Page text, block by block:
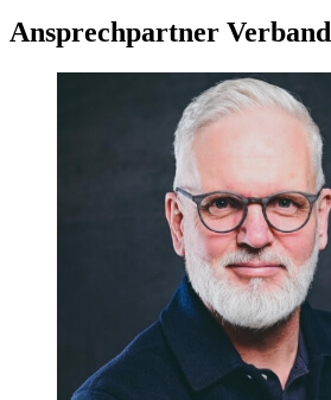
Ansprechpartner Verband